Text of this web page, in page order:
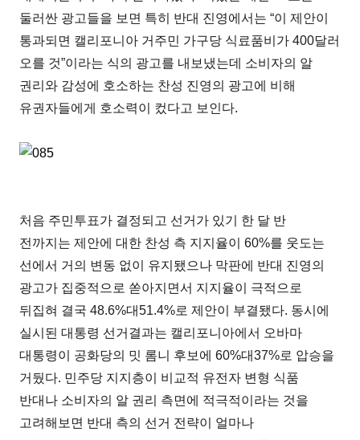
둘러싼 광고들을 보면 특히 반대 진영에서는 “이 제안이
통과되면 캘리포니아 거주민 가구당 식료품비가 400달러
오를 것”이라는 식의 광고를 내보냈는데 소비자의 알
권리와 감성에 호소하는 찬성 진영의 광고에 비해
유권자들에게 호소력이 컸다고 보인다.
처음 주민투표가 결정되고 선거가 있기 한 달 반
전까지는 제안에 대한 찬성 측 지지율이 60%를 웃도는
선에서 거의 변동 없이 유지됐으나 막판에 반대 진영의
광고가 집중적으로 쏟아지면서 지지율이 극적으로
뒤집혀 결국 48.6%대51.4%로 제안이 부결됐다. 동시에
실시된 대통령 선거결과는 캘리포니아에서 오바마
대통령이 공화당의 밋 롬니 후보에 60%대37%로 압승을
거뒀다. 민주당 지지층이 비교적 유전자 변형 식품
반대나 소비자의 알 권리 측면에 적극적이라는 것을
고려해보면 반대 측의 선거 전략이 얼마나